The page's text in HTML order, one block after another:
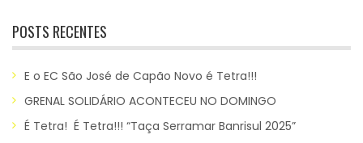
POSTS RECENTES
E o EC São José de Capão Novo é Tetra!!!
GRENAL SOLIDÁRIO ACONTECEU NO DOMINGO
É Tetra! É Tetra!!! “Taça Serramar Banrisul 2025”